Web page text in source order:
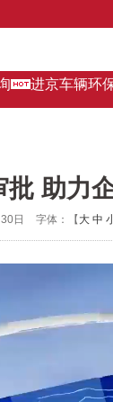
进京车辆环
助力
日 字体：【 大 中